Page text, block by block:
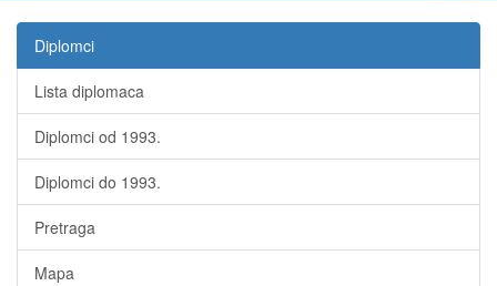
Diplomci
Lista diplomaca
Diplomci od 1993.
Diplomci do 1993.
Pretraga
Mapa